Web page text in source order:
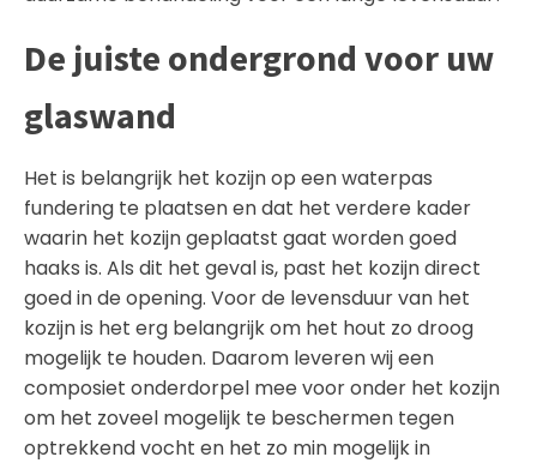
De juiste ondergrond voor uw
glaswand
Het is belangrijk het kozijn op een waterpas
fundering te plaatsen en dat het verdere kader
waarin het kozijn geplaatst gaat worden goed
haaks is. Als dit het geval is, past het kozijn direct
goed in de opening. Voor de levensduur van het
kozijn is het erg belangrijk om het hout zo droog
mogelijk te houden. Daarom leveren wij een
composiet onderdorpel mee voor onder het kozijn
om het zoveel mogelijk te beschermen tegen
optrekkend vocht en het zo min mogelijk in